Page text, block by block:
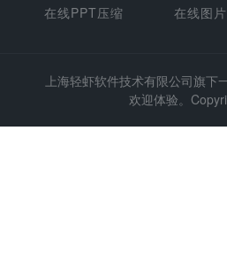
在线PPT压缩
在线图
上海轻虾软件技术有限公司旗下
欢迎体验。